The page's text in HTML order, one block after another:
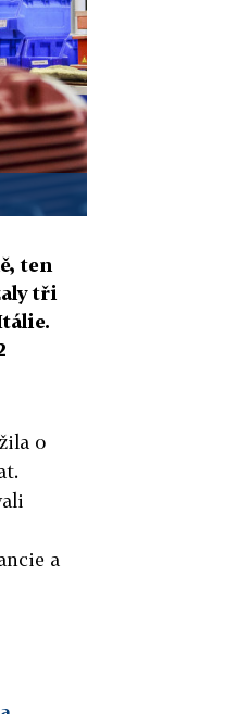
ten
tři
o
a